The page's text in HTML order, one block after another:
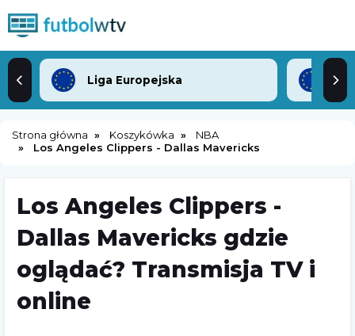
Liga Europejska
Strona główna Koszykówka
NBA
Los Angeles Clippers - Dallas Mavericks
Los Angeles Clippers -
Dallas Mavericks gdzie
oglądać? Transmisja TV i
online